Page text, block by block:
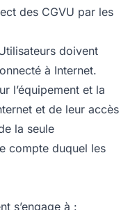
des CGVU par les
doivent
à Internet.
l’équipement et la
et de leur accès
la seule
compte duquel les
s’engage à :